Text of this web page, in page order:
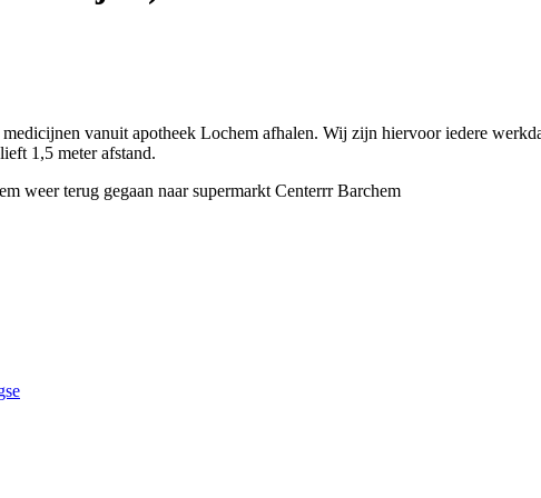
vanuit apotheek Lochem afhalen. Wij zijn hiervoor iedere
1,5 meter afstand.
weer terug gegaan naar supermarkt Centerrr Barchem